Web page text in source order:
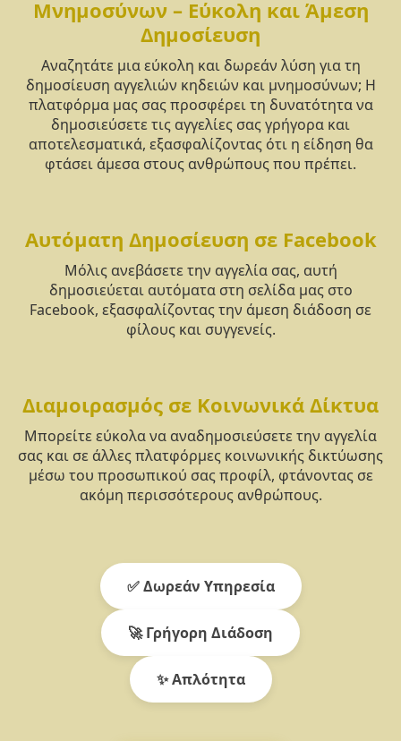
Μνημοσύνων – Εύκολη και Άμεση
Δημοσίευση
Αναζητάτε μια εύκολη και δωρεάν λύση για τη
δημοσίευση αγγελιών κηδειών και μνημοσύνων; Η
πλατφόρμα μας σας προσφέρει τη δυνατότητα να
δημοσιεύσετε τις αγγελίες σας γρήγορα και
αποτελεσματικά, εξασφαλίζοντας ότι η είδηση θα
φτάσει άμεσα στους ανθρώπους που πρέπει.
Αυτόματη Δημοσίευση σε Facebook
Μόλις ανεβάσετε την αγγελία σας, αυτή
δημοσιεύεται αυτόματα στη σελίδα μας στο
Facebook, εξασφαλίζοντας την άμεση διάδοση σε
φίλους και συγγενείς.
Διαμοιρασμός σε Κοινωνικά Δίκτυα
Μπορείτε εύκολα να αναδημοσιεύσετε την αγγελία
σας και σε άλλες πλατφόρμες κοινωνικής δικτύωσης
μέσω του προσωπικού σας προφίλ, φτάνοντας σε
ακόμη περισσότερους ανθρώπους.
✅ Δωρεάν Υπηρεσία
🚀 Γρήγορη Διάδοση
✨ Απλότητα